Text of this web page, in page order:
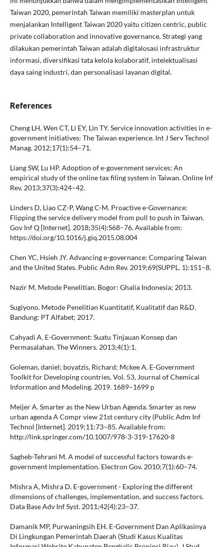
Taiwan 2020, pemerintah Taiwan memiliki masterplan untuk
menjalankan Intelligent Taiwan 2020 yaitu citizen centric, public
private collaboration and innovative governance. Strategi yang
dilakukan pemerintah Taiwan adalah digitalosasi infrastruktur
informasi, diversifikasi tata kelola kolaboratif, intelektualisasi
daya saing industri, dan personalisasi layanan digital.
References
Cheng LH, Wen CT, Li EY, Lin TY. Service innovation activities in e-
government initiatives: The Taiwan experience. Int J Serv Technol
Manag. 2012;17(1):54–71.
Liang SW, Lu HP. Adoption of e-government services: An
empirical study of the online tax filing system in Taiwan. Online Inf
Rev. 2013;37(3):424–42.
Linders D, Liao CZ-P, Wang C-M. Proactive e-Governance:
Flipping the service delivery model from pull to push in Taiwan.
Gov Inf Q [Internet]. 2018;35(4):S68–76. Available from:
https://doi.org/10.1016/j.giq.2015.08.004
Chen YC, Hsieh JY. Advancing e-governance: Comparing Taiwan
and the United States. Public Adm Rev. 2019;69(SUPPL. 1):151–8.
Nazir M. Metode Penelitian. Bogor: Ghalia Indonesia; 2013.
Sugiyono. Metode Penelitian Kuantitatif, Kualitatif dan R&D.
Bandung: PT Alfabet; 2017.
Cahyadi A. E-Government: Suatu Tinjauan Konsep dan
Permasalahan. The Winners. 2013;4(1):1.
Goleman, daniel; boyatzis, Richard; Mckee A. E-Government
Toolkit for Developing countries. Vol. 53, Journal of Chemical
Information and Modeling. 2019. 1689–1699 p
Meijer A. Smarter as the New Urban Agenda. Smarter as new
urban agenda A Compr view 21st century city (Public Adm Inf
Technol [Internet]. 2019;11:73–85. Available from:
http://link.springer.com/10.1007/978-3-319-17620-8
Sagheb-Tehrani M. A model of successful factors towards e-
government implementation. Electron Gov. 2010;7(1):60–74.
Mishra A, Mishra D. E-government - Exploring the different
dimensions of challenges, implementation, and success factors.
Data Base Adv Inf Syst. 2011;42(4):23–37.
Damanik MP, Purwaningsih EH. E-Government Dan Aplikasinya
Di Lingkungan Pemerintah Daerah (Studi Kasus Kualitas